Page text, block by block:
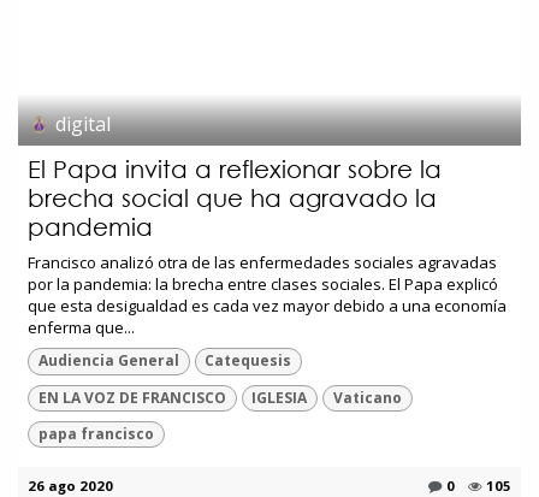
digital
El Papa invita a reflexionar sobre la
brecha social que ha agravado la
pandemia
Francisco analizó otra de las enfermedades sociales agravadas
por la pandemia: la brecha entre clases sociales. El Papa explicó
que esta desigualdad es cada vez mayor debido a una economía
enferma que...
Audiencia General
Catequesis
EN LA VOZ DE FRANCISCO
IGLESIA
Vaticano
papa francisco
26 ago 2020 0 105